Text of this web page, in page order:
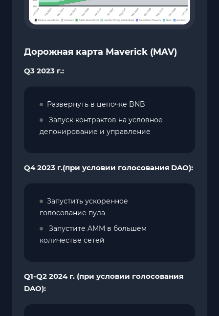
Дорожная карта Maverick (MAV)
Q3 2023 г.:
Развернуть в цепочке BNB
Запуск контрактов на условное
депонирование и управление
Q4 2023 г.(при условии голосования DAO):
Запустить ускоренное
голосование пула
Запустите AMM в большем
количестве сетей
Q1-Q2 2024 г. (при условии голосования
DAO):